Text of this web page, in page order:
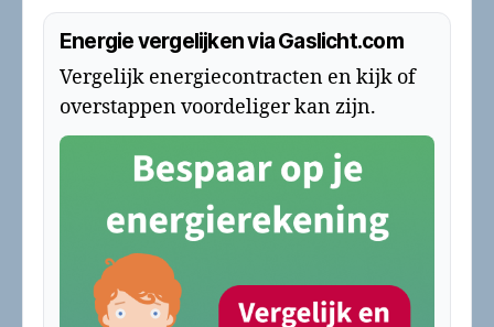
Energie vergelijken via Gaslicht.com
Vergelijk energiecontracten en kijk of
overstappen voordeliger kan zijn.